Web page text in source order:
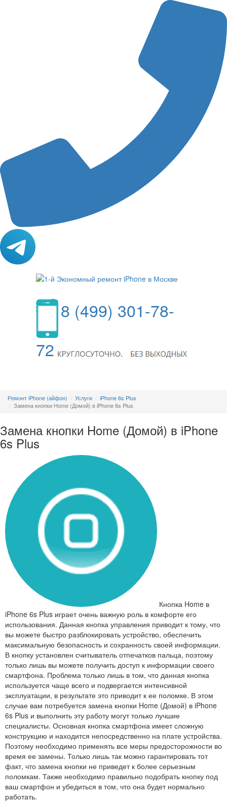
8 (499) 301-78-
72
Ремонт iPhone (айфон) Услуги
iPhone 6s Plus
Замена кнопки Home (Домой) в iPhone 6s Plus
Замена кнопки Home (Домой) в iPhone
6s Plus
Кнопка Home в
iPhone 6s Plus играет очень важную роль в комфорте его
использования. Данная кнопка управления приводит к тому, что
вы можете быстро разблокировать устройство, обеспечить
максимальную безопасность и сохранность своей информации.
В кнопку установлен считыватель отпечатков пальца, поэтому
только лишь вы можете получить доступ к информации своего
смартфона. Проблема только лишь в том, что данная кнопка
используется чаще всего и подвергается интенсивной
эксплуатации, в результате это приводит к ее поломке. В этом
случае вам потребуется замена кнопки Home (Домой) в iPhone
6s Plus и выполнить эту работу могут только лучшие
специалисты. Основная кнопка смартфона имеет сложную
конструкцию и находится непосредственно на плате устройства.
Поэтому необходимо применять все меры предосторожности во
время ее замены. Только лишь так можно гарантировать тот
факт, что замена кнопки не приведет к более серьезным
поломкам. Также необходимо правильно подобрать кнопку под
ваш смартфон и убедиться в том, что она будет нормально
работать.